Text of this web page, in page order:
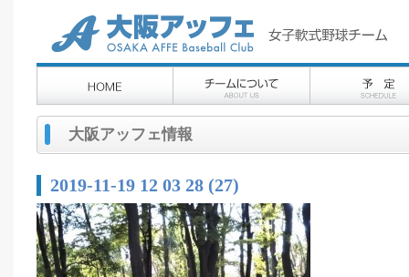
大阪アッフェ情報
2019-11-19 12 03 28 (27)